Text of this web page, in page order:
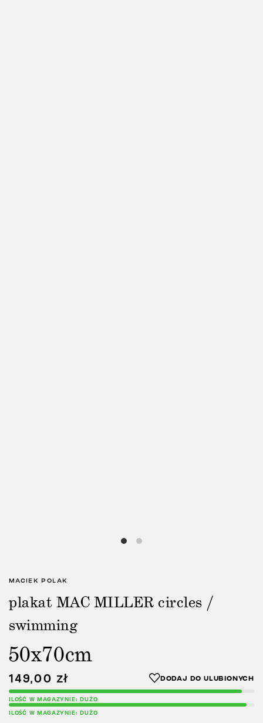
MACIEK POLAK
plakat MAC MILLER circles /
swimming
50x70cm
149,00 zł
ILOŚĆ W MAGAZYNIE: DUŻO
ILOŚĆ W MAGAZYNIE: DUŻO